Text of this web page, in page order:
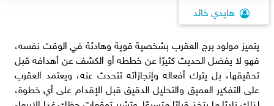
هايدي خالد
يتميز مولود برج العقرب بشخصية قوية وهادئة في الوقت نفسه،
فهو لا يفضل الحديث كثيرًا عن خططه أو الكشف عن أهدافه قبل
تحقيقها، بل يترك أفعاله وإنجازاته تتحدث عنه، ويعتمد العقرب
على التفكير العميق والتحليل الدقيق قبل الإقدام على أي خطوة،